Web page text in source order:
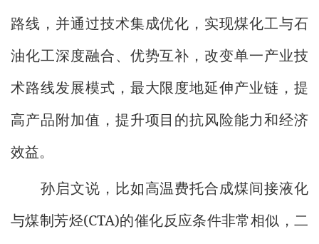
路线，并通过技术集成优化，实现煤化工与石
油化工深度融合、优势互补，改变单一产业技
术路线发展模式，最大限度地延伸产业链，提
高产品附加值，提升项目的抗风险能力和经济
效益。
孙启文说，比如高温费托合成煤间接液化
与煤制芳烃(CTA)的催化反应条件非常相似，二